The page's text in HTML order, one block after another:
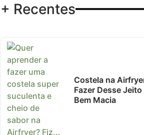
+ Recentes
Costela na
Fazer Desse Jeito
Bem Macia